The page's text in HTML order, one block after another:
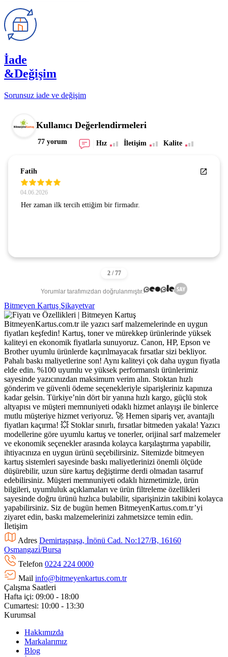
İade
&Değişim
Sorunsuz iade ve değişim
Kullanıcı Değerlendirmeleri
77 yorum Hız İletişim Kalite
Fatih
04.06.2026
Her zaman ilk tercih ettiğim bir firmadır.
Yorumlar tarafımızdan doğrulanmıştır.
Bitmeyen Kartuş Şikayetvar
BitmeyenKartus.com.tr ile yazıcı sarf malzemelerinde en uygun
fiyatları keşfedin! Kartuş, toner ve mürekkep ürünlerinde yüksek
kaliteyi en ekonomik fiyatlarla sunuyoruz. Canon, HP, Epson ve
Brother uyumlu ürünlerde kaçırılmayacak fırsatlar sizi bekliyor.
Pahalı baskı maliyetlerine son! Aynı kaliteyi çok daha uygun fiyatla
elde edin. %100 uyumlu ve yüksek performanslı ürünlerimiz
sayesinde yazıcınızdan maksimum verim alın. Stoktan hızlı
gönderim ve güvenli ödeme seçenekleriyle siparişleriniz kapınıza
kadar gelsin. Türkiye’nin dört bir yanına hızlı kargo, güçlü stok
altyapısı ve müşteri memnuniyeti odaklı hizmet anlayışı ile binlerce
mutlu müşteriye hizmet veriyoruz. 🚀 Hemen sipariş ver, avantajlı
fiyatları kaçırma! 💥 Stoklar sınırlı, fırsatlar bitmeden yakala! Yazıcı
modellerine göre uyumlu kartuş ve tonerler, orijinal sarf malzemeler
ve ekonomik seçenekler arasında kolayca karşılaştırma yapabilir,
ihtiyacınıza en uygun ürünü seçebilirsiniz. Sitemizde bitmeyen
kartuş sistemleri sayesinde baskı maliyetlerinizi önemli ölçüde
düşürebilir, uzun süre kartuş değiştirme derdi olmadan tasarruf
edebilirsiniz. Müşteri memnuniyeti odaklı hizmetimizle, ürün
bilgileri, uyumluluk açıklamaları ve ürün filtreleme özellikleri
sayesinde doğru ürünü hızlıca bulabilir, siparişinizin takibini kolayca
yapabilirsiniz. Siz de bugün hemen BitmeyenKartus.com.tr’yi
ziyaret edin, baskı malzemelerinizi zahmetsizce temin edin.
İletişim
Adres Demirtaşpaşa, İnönü Cad. No:127/B, 16160
Osmangazi̇/Bursa
Telefon 0224 224 0000
Mail info@bitmeyenkartus.com.tr
Çalışma Saatleri
Hafta içi: 09:00 - 18:00
Cumartesi: 10:00 - 13:30
Kurumsal
Hakkımızda
Markalarımız
Blog